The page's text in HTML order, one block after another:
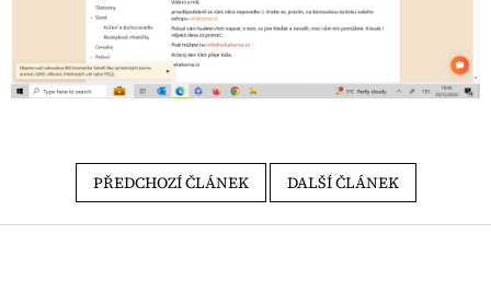
PŘEDCHOZÍ ČLÁNEK DALŠÍ ČLÁNEK
Zápatí